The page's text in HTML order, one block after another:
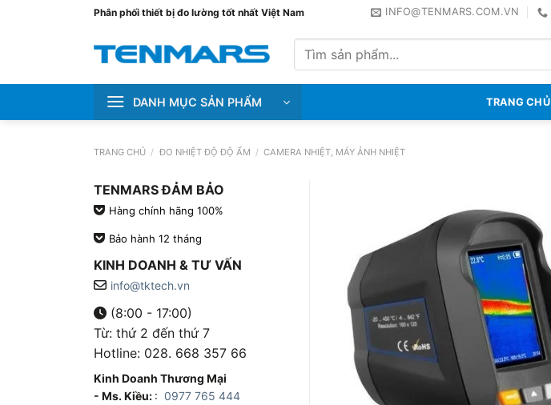
Phân phối thiết bị đo lường tốt nhất Việt Nam INFO@TENMARS.COM.VN
kiếm:
DANH MỤC SẢN PHẨM TRANG CHỦ
TRANG CHỦ / ĐO NHIỆT ĐỘ ĐỘ ẨM / CAMERA NHIỆT, MÁY ẢNH NHIỆT
TENMARS ĐẢM BẢO
Hàng chính hãng 100%
Bảo hành 12 tháng
KINH DOANH & TƯ VẤN
info@tktech.vn
(8:00 - 17:00)
Từ: thứ 2 đến thứ 7
Hotline: 028. 668 357 66
Kinh Doanh Thương Mại
- Ms. Kiều: : 0977 765 444